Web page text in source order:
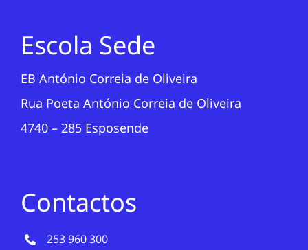
Escola Sede
EB António Correia de Oliveira
Rua Poeta António Correia de Oliveira
4740 – 285 Esposende
Contactos
253 960 300